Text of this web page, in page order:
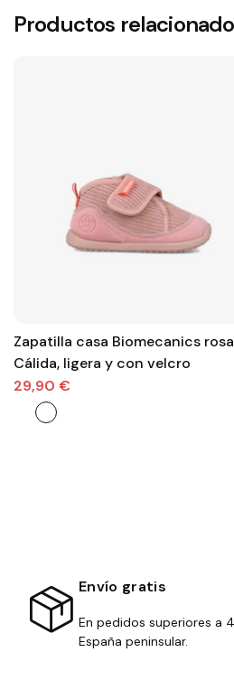
Productos
Zapatilla casa Biomecanics rosa niña |
Cálida, ligera y con velcro
29,90 €
Envío gratis
En pedidos superiores a
España peninsular.